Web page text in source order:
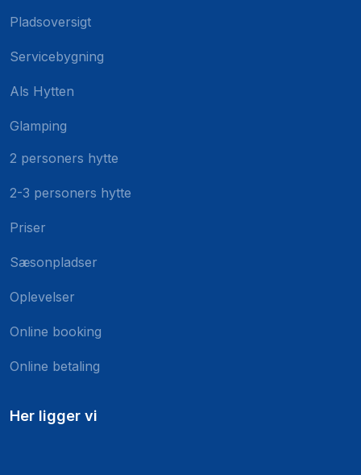
Pladsoversigt
Servicebygning
Als Hytten
Glamping
2 personers hytte
2-3 personers hytte
Priser
Sæsonpladser
Oplevelser
Online booking
Online betaling
Her ligger vi